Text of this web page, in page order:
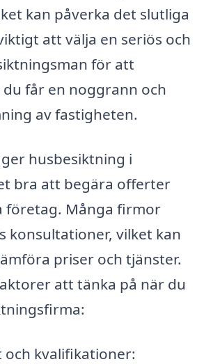
kan påverka det slutliga
att välja en seriös och
för att
får en noggrann och
av fastigheten.
husbesiktning i
bra att begära offerter
företag. Många firmor
konsultationer, vilket kan
priser och tjänster.
att tänka på när du
och kvalifikationer: